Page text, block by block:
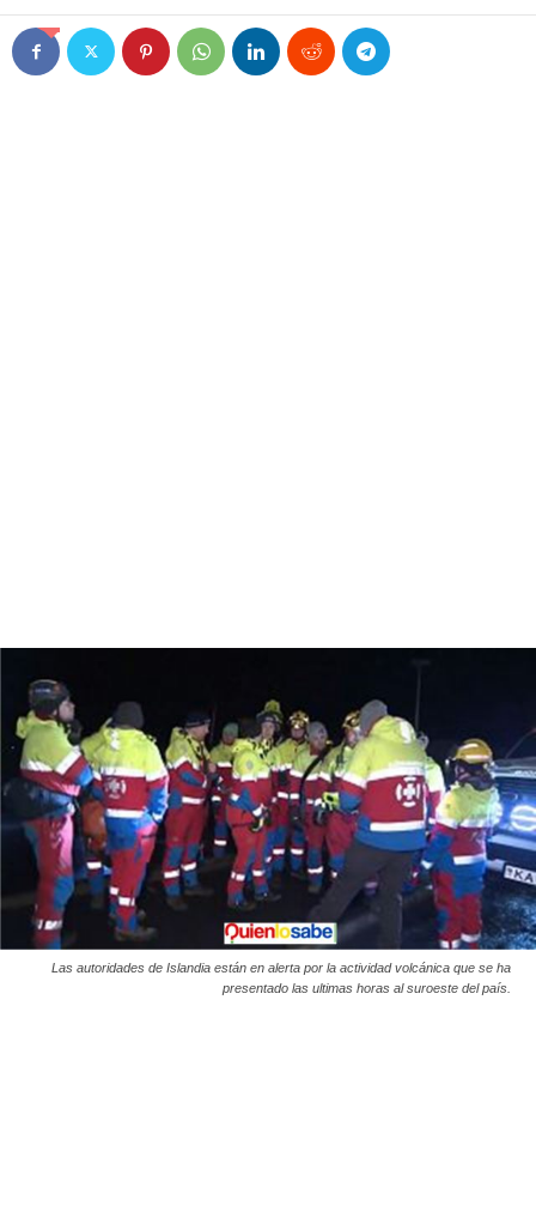
Las autoridades de Islandia están en alerta por la actividad volcánica que se ha
presentado las ultimas horas al suroeste del país.